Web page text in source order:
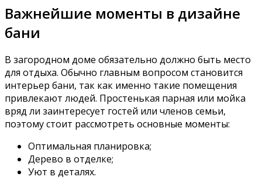
Важнейшие моменты в дизайне
бани
В загородном доме обязательно должно быть место
для отдыха. Обычно главным вопросом становится
интерьер бани, так как именно такие помещения
привлекают людей. Простенькая парная или мойка
вряд ли заинтересует гостей или членов семьи,
поэтому стоит рассмотреть основные моменты:
Оптимальная планировка;
Дерево в отделке;
Уют в деталях.